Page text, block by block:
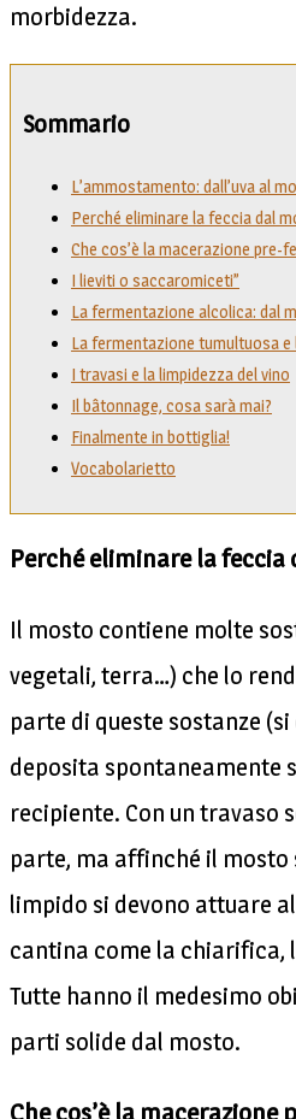
morbidezza.
Sommario
L’ammostamento: dall’uva al
Perché eliminare la feccia dal
Che cos’è la macerazione pre-
I lieviti o saccaromiceti”
La fermentazione alcolica: dal
La fermentazione tumultuosa
I travasi e la limpidezza del vino
Il bâtonnage, cosa sarà mai?
Finalmente in bottiglia!
Vocabolarietto
Perché eliminare la feccia
Il mosto contiene molte
vegetali, terra…) che lo
parte di queste sostanze
deposita spontaneamente
recipiente. Con un travaso
parte, ma affinché il
limpido si devono attuare
cantina come la chiarifica,
Tutte hanno il medesimo
parti solide dal mosto.
Che cos’è la